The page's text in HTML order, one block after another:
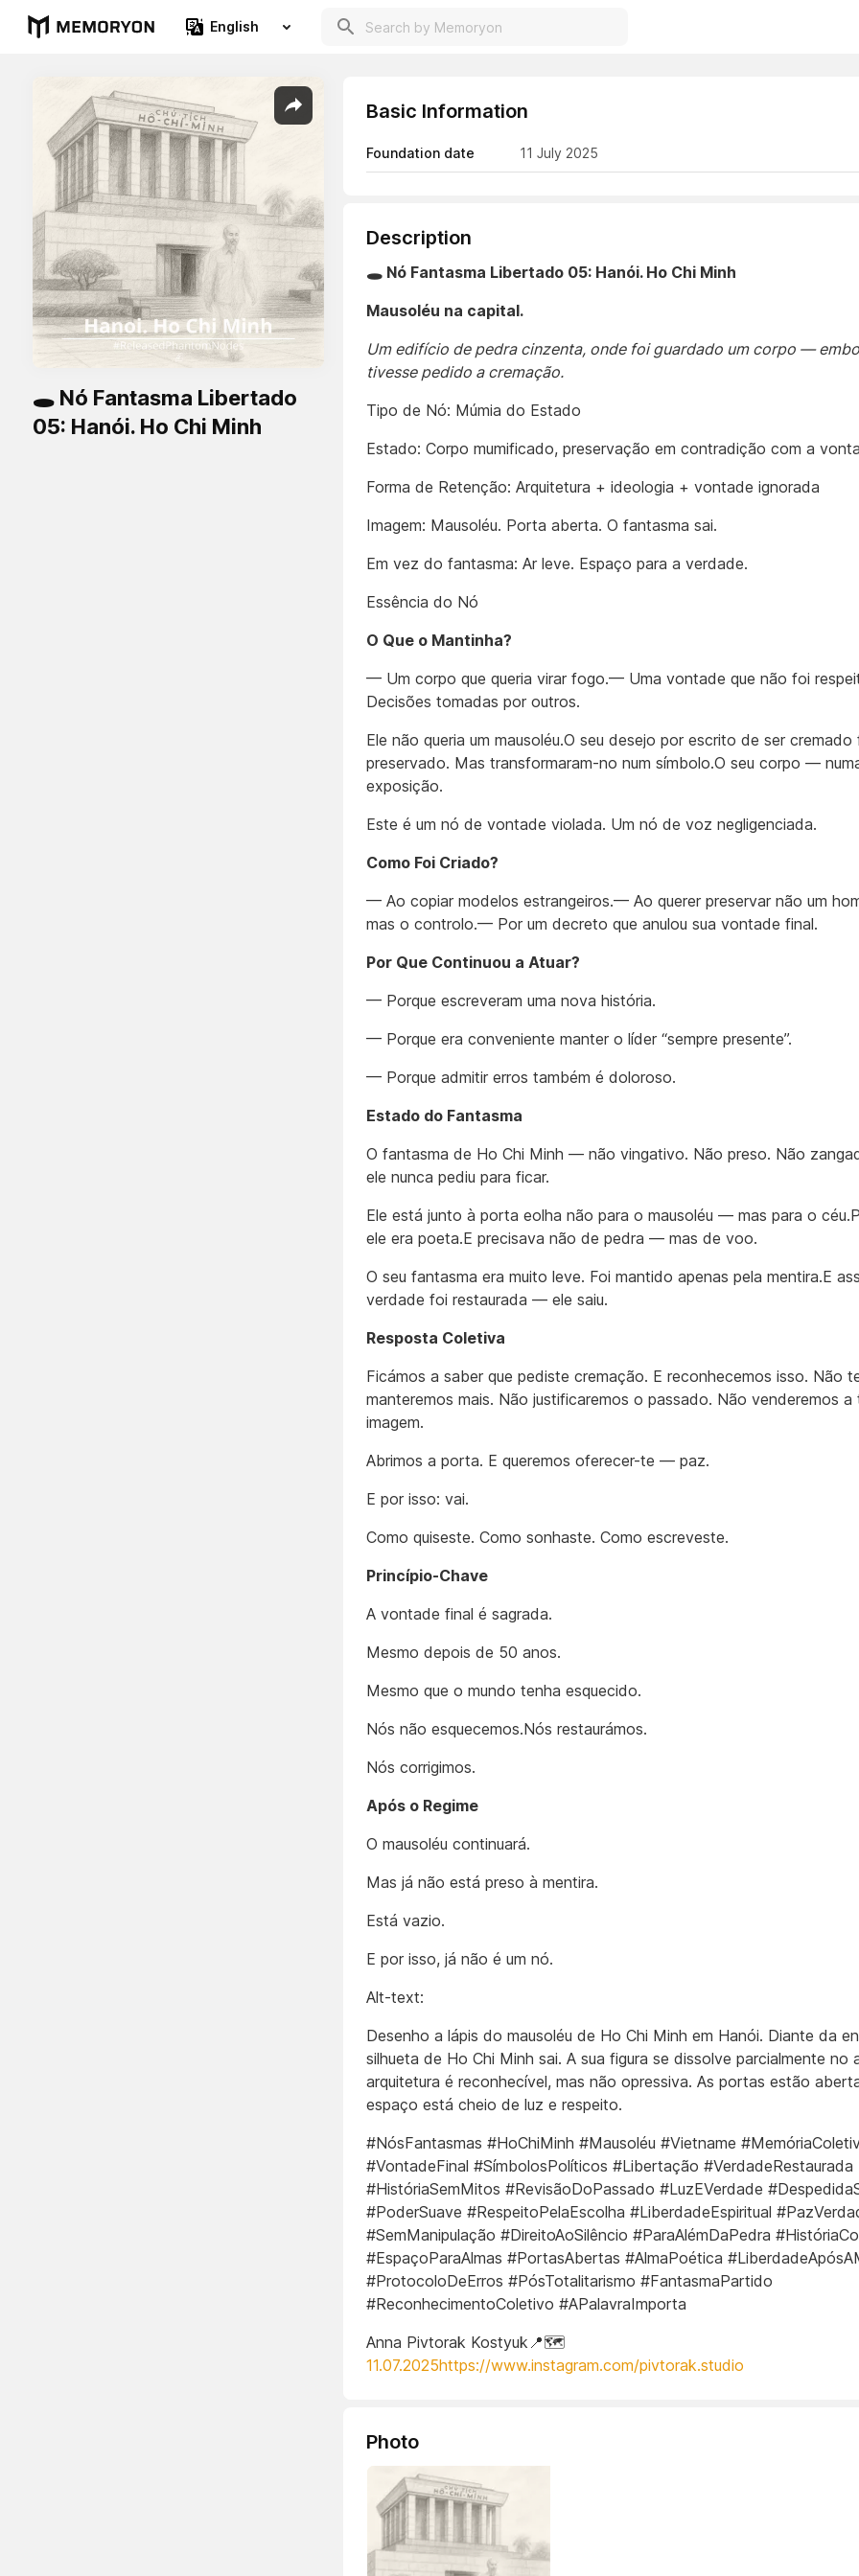
English
🕳️ Nó Fantasma Libertado
05: Hanói. Ho Chi Minh
Basic Information
Foundation date 11 July 2025
Description
🕳️ Nó Fantasma Libertado 05: Hanói. Ho Chi Minh
Mausoléu na capital.
Um edifício de pedra cinzenta, onde foi guardado um corpo —
tivesse pedido a cremação.
Tipo de Nó: Múmia do Estado
Estado: Corpo mumificado, preservação em contradição com a
Forma de Retenção: Arquitetura + ideologia + vontade ignorada
Imagem: Mausoléu. Porta aberta. O fantasma sai.
Em vez do fantasma: Ar leve. Espaço para a verdade.
Essência do Nó
O Que o Mantinha?
— Um corpo que queria virar fogo.— Uma vontade que não foi
Decisões tomadas por outros.
Ele não queria um mausoléu.O seu desejo por escrito de ser cremado
preservado. Mas transformaram-no num símbolo.O seu corpo —
exposição.
Este é um nó de vontade violada. Um nó de voz negligenciada.
Como Foi Criado?
— Ao copiar modelos estrangeiros.— Ao querer preservar não um
mas o controlo.— Por um decreto que anulou sua vontade final.
Por Que Continuou a Atuar?
— Porque escreveram uma nova história.
— Porque era conveniente manter o líder “sempre presente”.
— Porque admitir erros também é doloroso.
Estado do Fantasma
O fantasma de Ho Chi Minh — não vingativo. Não preso. Não
ele nunca pediu para ficar.
Ele está junto à porta eolha não para o mausoléu — mas para o
ele era poeta.E precisava não de pedra — mas de voo.
O seu fantasma era muito leve. Foi mantido apenas pela mentira.E
verdade foi restaurada — ele saiu.
Resposta Coletiva
Ficámos a saber que pediste cremação. E reconhecemos isso. Não
manteremos mais. Não justificaremos o passado. Não venderemos a
imagem.
Abrimos a porta. E queremos oferecer-te — paz.
E por isso: vai.
Como quiseste. Como sonhaste. Como escreveste.
Princípio-Chave
A vontade final é sagrada.
Mesmo depois de 50 anos.
Mesmo que o mundo tenha esquecido.
Nós não esquecemos.Nós restaurámos.
Nós corrigimos.
Após o Regime
O mausoléu continuará.
Mas já não está preso à mentira.
Está vazio.
E por isso, já não é um nó.
Alt-text:
Desenho a lápis do mausoléu de Ho Chi Minh em Hanói. Diante da
silhueta de Ho Chi Minh sai. A sua figura se dissolve parcialmente no
arquitetura é reconhecível, mas não opressiva. As portas estão
espaço está cheio de luz e respeito.
#NósFantasmas #HoChiMinh #Mausoléu #Vietname
#VontadeFinal #SímbolosPolíticos #Libertação #VerdadeRestaurada
#HistóriaSemMitos #RevisãoDoPassado #LuzEVerdade
#PoderSuave #RespeitoPelaEscolha #LiberdadeEspiritual
#SemManipulação #DireitoAoSilêncio #ParaAlémDaPedra
#EspaçoParaAlmas #PortasAbertas #AlmaPoética
#ProtocoloDeErros #PósTotalitarismo #FantasmaPartido
#ReconhecimentoColetivo #APalavraImporta
Anna Pivtorak Kostyuk📍️🗺️
11.07.2025https://www.instagram.com/pivtorak.studio
Photo